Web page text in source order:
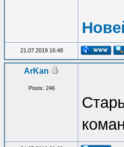
21.07.2019 16:48
ArKan
Posts: 246